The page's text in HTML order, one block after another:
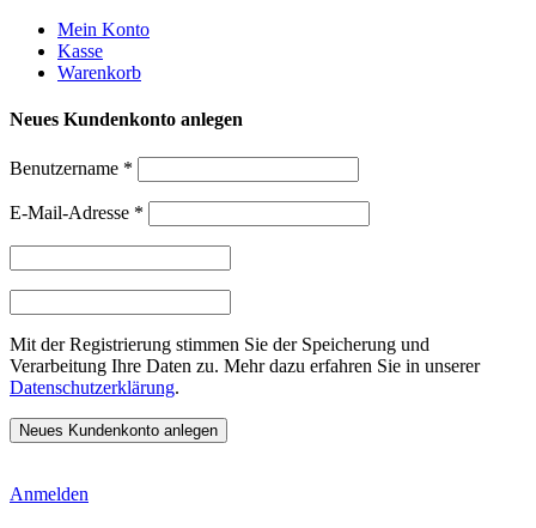
Weiter
zum
Inhalt
Mein Konto
Kasse
Warenkorb
Neues Kundenkonto anlegen
Benutzername *
E-Mail-Adresse *
Mit der Registrierung stimmen Sie der Speicherung und
Verarbeitung Ihre Daten zu. Mehr dazu erfahren Sie in unserer
Datenschutzerklärung.
Anmelden